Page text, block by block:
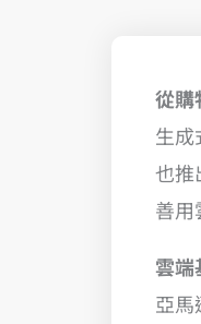
從購
生成
也推
善用
雲端
亞馬